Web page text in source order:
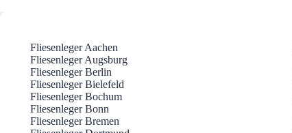
Fliesenleger Aachen
Fliesenleger Augsburg
Fliesenleger Berlin
Fliesenleger Bielefeld
Fliesenleger Bochum
Fliesenleger Bonn
Fliesenleger Bremen